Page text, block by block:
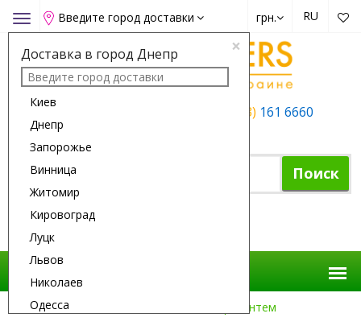
Toggle
navigation
Введите город доставки
×
Доставка в город Днепр
Киев
Днепр
Запорожье
Винница
Житомир
Кировоград
Луцк
Львов
Николаев
Одесса
RU
грн.
+38 (050) +38 (063) 161 6660
Поиск
Доставка Цветов 15 Хризантем